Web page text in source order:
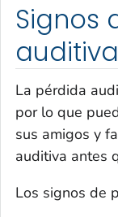
Signos
auditiva
La pérdida
por lo que
sus amigos y
auditiva antes
Los signos de